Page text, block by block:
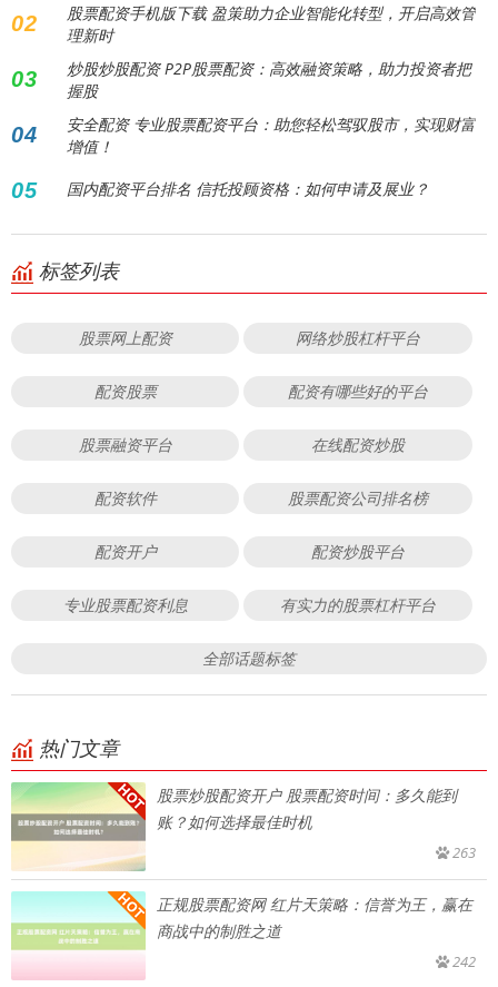
02
股票配资手机版下载 盈策助力企业智能化转型，开启高效管
理新时
03
炒股炒股配资 P2P股票配资：高效融资策略，助力投资者把
握股
04
安全配资 专业股票配资平台：助您轻松驾驭股市，实现财富
增值！
05 国内配资平台排名 信托投顾资格：如何申请及展业？
标签列表
股票网上配资 网络炒股杠杆平台
配资股票 配资有哪些好的平台
股票融资平台 在线配资炒股
配资软件 股票配资公司排名榜
配资开户 配资炒股平台
专业股票配资利息 有实力的股票杠杆平台
全部话题标签
热门文章
股票炒股配资开户 股票配资时间：多久能到
账？如何选择最佳时机
263
正规股票配资网 红片天策略：信誉为王，赢在
商战中的制胜之道
242